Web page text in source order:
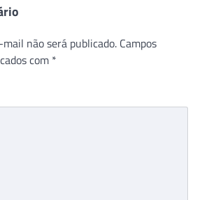
não será publicado. Campos
com *